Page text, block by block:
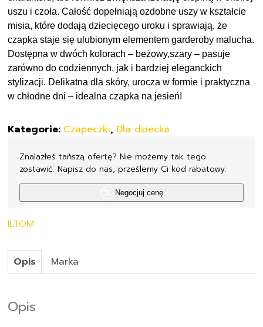
uszu i czoła. Całość dopełniają ozdobne uszy w kształcie
misia, które dodają dziecięcego uroku i sprawiają, że
czapka staje się ulubionym elementem garderoby malucha.
Dostępna w dwóch kolorach – beżowy,szary – pasuje
zarówno do codziennych, jak i bardziej eleganckich
stylizacji. Delikatna dla skóry, urocza w formie i praktyczna
w chłodne dni – idealna czapka na jesień!
Kategorie: Czapeczki Dla dziecka
Znalazłeś tańszą ofertę? Nie możemy tak tego
zostawić. Napisz do nas, prześlemy Ci kod rabatowy.
Negocjuj cenę
ILTOM
Opis Marka
Opis